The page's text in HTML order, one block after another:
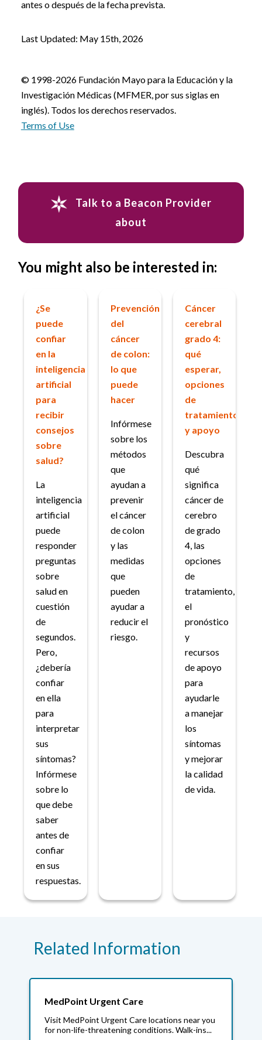
antes o después de la fecha prevista.
Last Updated: May 15th, 2026
© 1998-2026 Fundación Mayo para la Educación y la
Investigación Médicas (MFMER, por sus siglas en
inglés). Todos los derechos reservados.
Terms of Use
Talk to a Beacon Provider
about
You might also be interested in:
¿Se
puede
confiar
en la
inteligencia
artificial
para
recibir
consejos
sobre
salud?
La
inteligencia
artificial
puede
responder
preguntas
sobre
salud en
cuestión
de
segundos.
Pero,
¿debería
confiar
en ella
para
interpretar
sus
síntomas?
Infórmese
sobre lo
que debe
saber
antes de
confiar
en sus
respuestas.
Prevención
del
cáncer
de colon:
lo que
puede
hacer
Infórmese
sobre los
métodos
que
ayudan a
prevenir
el cáncer
de colon
y las
medidas
que
pueden
ayudar a
reducir el
riesgo.
Cáncer
cerebral
grado 4:
qué
esperar,
opciones
de
tratamiento
y apoyo
Descubra
qué
significa
cáncer de
cerebro
de grado
4, las
opciones
de
tratamiento,
el
pronóstico
y
recursos
de apoyo
para
ayudarle
a manejar
los
síntomas
y mejorar
la calidad
de vida.
Related Information
MedPoint Urgent Care
Visit MedPoint Urgent Care locations near you
for non-life-threatening conditions. Walk-ins...